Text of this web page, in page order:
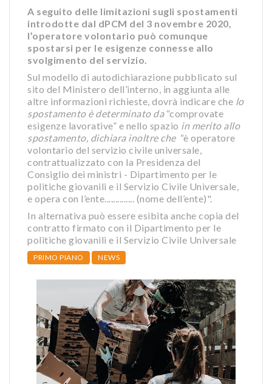
A seguito delle limitazioni sugli spostamenti
introdotte dal dPCM del 3 novembre 2020,
l’operatore volontario può comunque
spostarsi per le esigenze connesse allo
svolgimento del servizio.
Sul modello di autodichiarazione pubblicato sul
sito del Ministero dell’interno, in aggiunta alle
altre informazioni richieste, dovrà indicare che lo
spostamento è determinato da “comprovate
esigenze lavorative” e nello spazio in merito allo
spostamento, dichiara inoltre che“è operatore
volontario del servizio civile universale,
contrattualizzato con la Presidenza del
Consiglio dei ministri - Dipartimento per le
politiche giovanili e il Servizio Civile Universale,
e opera con l’ente.............. (nome dell’ente)".
In alternativa può essere esibita anche copia del
contratto firmato con il Dipartimento per le
politiche giovanili e il Servizio Civile Universale
PRIMO PIANO NEWS